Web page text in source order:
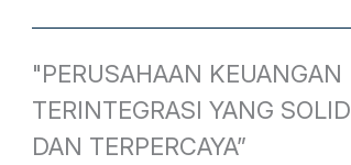
"PERUSAHAAN KEUANGAN
TERINTEGRASI YANG SOLID
DAN TERPERCAYA”